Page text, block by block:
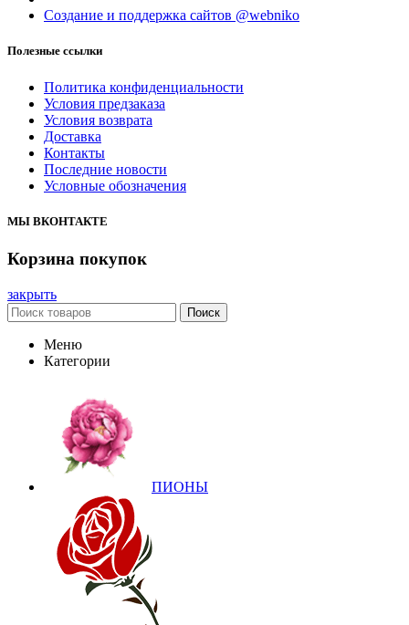
Создание и поддержка сайтов @webniko
Полезные ссылки
Политика конфиденциальности
Условия предзаказа
Условия возврата
Доставка
Контакты
Последние новости
Условные обозначения
МЫ ВКОНТАКТЕ
Корзина покупок
закрыть
Поиск
Меню
Категории
ПИОНЫ